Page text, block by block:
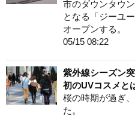
市のダウンタウ
となる「ジーユ
オープンする。
05/15 08:22
紫外線シーズン
初のUVコスメと
桜の時期が過ぎ
た。